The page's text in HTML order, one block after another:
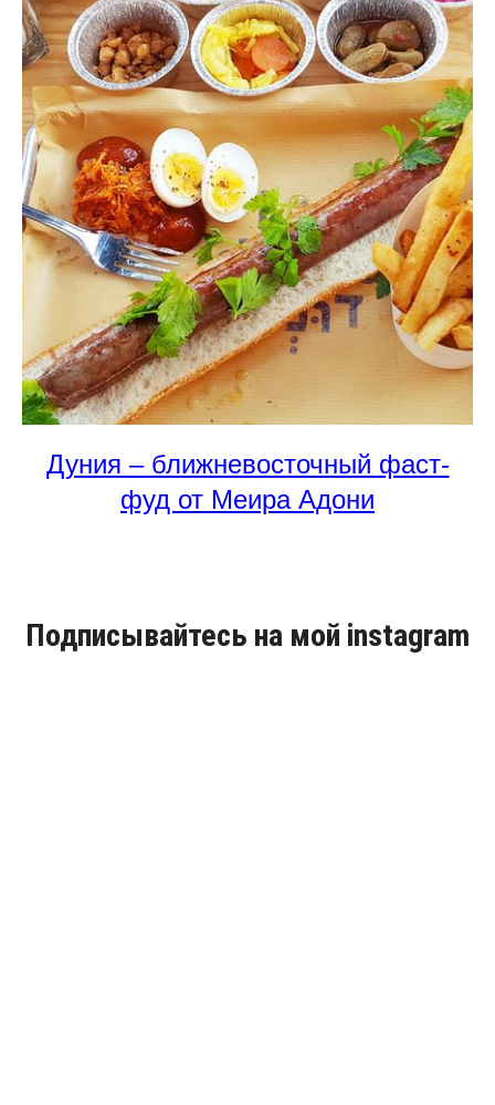
Дуния – ближневосточный фаст-
фуд от Меира Адони
Подписывайтесь на мой instagram